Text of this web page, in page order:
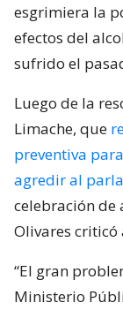
esgrimiera la
efectos del
sufrido el
Luego de la
Limache, que
preventiva
agredir al
celebración de
Olivares
“El gran
Ministerio